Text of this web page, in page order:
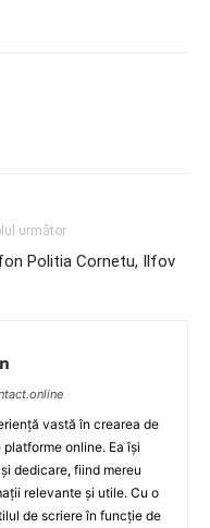
următor
Politia Cornetu, Ilfov
vastă în crearea de
online. Ea își
dedicare, fiind mereu
relevante și utile. Cu o
de scriere în funcție de